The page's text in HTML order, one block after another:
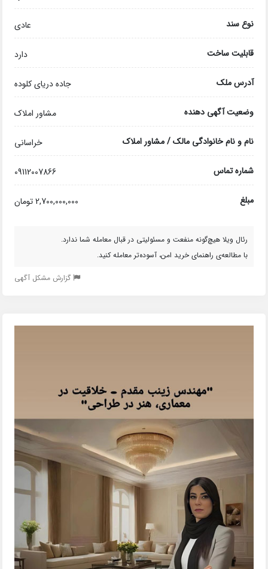
نوع سند عادی
قابلیت ساخت دارد
آدرس ملک جاده دریای کلوده
وضعیت آگهی دهنده مشاور املاک
نام و نام خانوادگی مالک / مشاور املاک خراسانی
شماره تماس 09112007866
مبلغ 2,700,000,000 تومان
رئال ویلا هیچ‌گونه منفعت و مسئولیتی در قبال معامله شما ندارد.
با مطالعه‌ی راهنمای خرید امن، آسوده‌تر معامله کنید.
گزارش مشکل آگهی